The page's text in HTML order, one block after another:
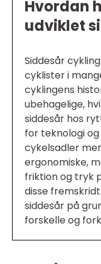
Hvordan
udviklet
Siddesår
cyklister i
cyklingens
ubehagelige,
siddesår hos
for teknologi
cykelsadler
ergonomiske,
friktion og tryk
disse
siddesår på
forskelle og